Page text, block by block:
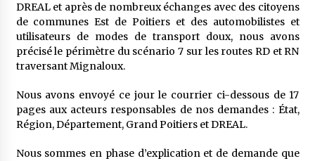
DREAL et après de nombreux échanges avec des citoyens
de communes Est de Poitiers et des automobilistes et
utilisateurs de modes de transport doux, nous avons
précisé le périmètre du scénario 7 sur les routes RD et RN
traversant Mignaloux.
Nous avons envoyé ce jour le courrier ci-dessous de 17
pages aux acteurs responsables de nos demandes : État,
Région, Département, Grand Poitiers et DREAL.
Nous sommes en phase d’explication et de demande que